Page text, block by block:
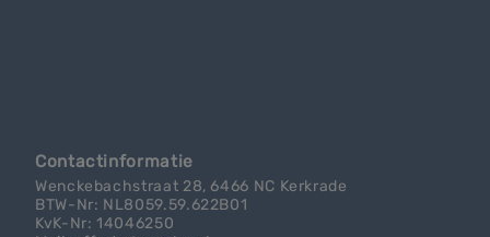
Contactinformatie
Wenckebachstraat 28, 6466 NC Kerkrade
BTW-Nr: NL8059.59.622B01
KvK-Nr: 14046250